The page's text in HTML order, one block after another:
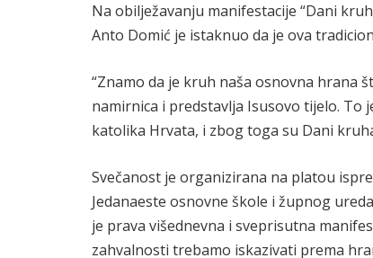
Na obilježavanju manifestacije “Dani
Anto Domić je istaknuo da je ova
“Znamo da je kruh naša osnovna hrana
namirnica i predstavlja Isusovo tijelo.
katolika Hrvata, i zbog toga su Dani
Svečanost je organizirana na platou
Jedanaeste osnovne škole i župnog
je prava višednevna i sveprisutna
zahvalnosti trebamo iskazivati prema